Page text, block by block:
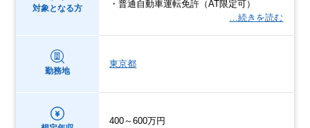
対象となる方
・普通自動車運転免許（AT限定可）
…続きを読む
勤務地
東京都
400～600万円